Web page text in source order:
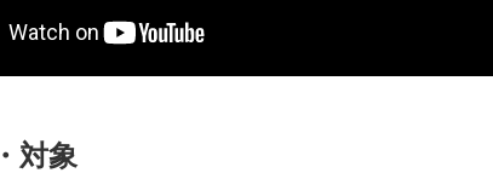
対象